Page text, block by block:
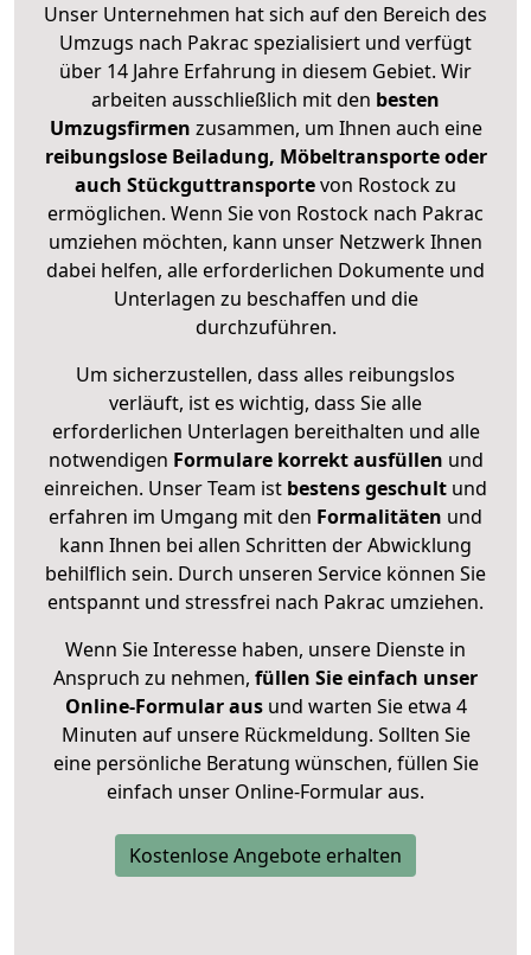
Unser Unternehmen hat sich auf den Bereich des
Umzugs nach Pakrac spezialisiert und verfügt
über 14 Jahre Erfahrung in diesem Gebiet. Wir
arbeiten ausschließlich mit den besten
Umzugsfirmen zusammen, um Ihnen auch eine
reibungslose Beiladung, Möbeltransporte oder
auch Stückguttransportevon Rostock zu
ermöglichen. Wenn Sie von Rostock nach Pakrac
umziehen möchten, kann unser Netzwerk Ihnen
dabei helfen, alle erforderlichen Dokumente und
Unterlagen zu beschaffen und die
durchzuführen.
Um sicherzustellen, dass alles reibungslos
verläuft, ist es wichtig, dass Sie alle
erforderlichen Unterlagen bereithalten und alle
notwendigen Formulare korrekt ausfüllen und
einreichen. Unser Team ist bestens geschult und
erfahren im Umgang mit den Formalitäten und
kann Ihnen bei allen Schritten der Abwicklung
behilflich sein. Durch unseren Service können Sie
entspannt und stressfrei nach Pakrac umziehen.
Wenn Sie Interesse haben, unsere Dienste in
Anspruch zu nehmen, füllen Sie einfach unser
Online-Formular ausund warten Sie etwa 4
Minuten auf unsere Rückmeldung. Sollten Sie
eine persönliche Beratung wünschen, füllen Sie
einfach unser Online-Formular aus.
Kostenlose Angebote erhalten